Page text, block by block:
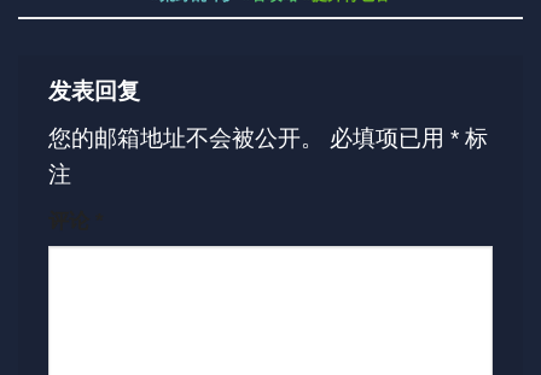
发表回复
您的邮箱地址不会被公开。
必填项已用 * 标
注